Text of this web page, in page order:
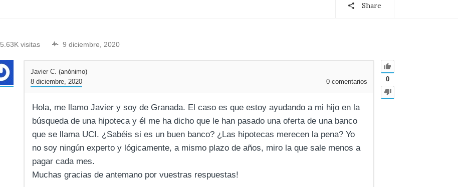
Share
5.63K visitas 9 diciembre, 2020
0
Javier C. (anónimo)
8 diciembre, 2020
0 comentarios
Hola, me llamo Javier y soy de Granada. El caso es que estoy ayudando a mi hijo en la
búsqueda de una hipoteca y él me ha dicho que le han pasado una oferta de una banco
que se llama UCI. ¿Sabéis si es un buen banco? ¿Las hipotecas merecen la pena? Yo
no soy ningún experto y lógicamente, a mismo plazo de años, miro la que sale menos a
pagar cada mes.
Muchas gracias de antemano por vuestras respuestas!